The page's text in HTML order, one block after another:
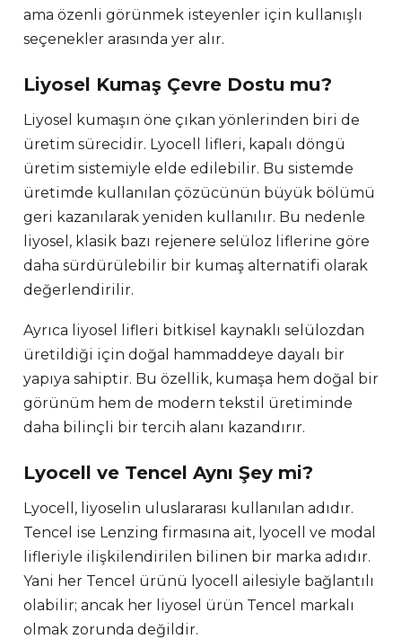
ama özenli görünmek isteyenler için kullanışlı
seçenekler arasında yer alır.
Liyosel Kumaş Çevre Dostu mu?
Liyosel kumaşın öne çıkan yönlerinden biri de
üretim sürecidir. Lyocell lifleri, kapalı döngü
üretim sistemiyle elde edilebilir. Bu sistemde
üretimde kullanılan çözücünün büyük bölümü
geri kazanılarak yeniden kullanılır. Bu nedenle
liyosel, klasik bazı rejenere selüloz liflerine göre
daha sürdürülebilir bir kumaş alternatifi olarak
değerlendirilir.
Ayrıca liyosel lifleri bitkisel kaynaklı selülozdan
üretildiği için doğal hammaddeye dayalı bir
yapıya sahiptir. Bu özellik, kumaşa hem doğal bir
görünüm hem de modern tekstil üretiminde
daha bilinçli bir tercih alanı kazandırır.
Lyocell ve Tencel Aynı Şey mi?
Lyocell, liyoselin uluslararası kullanılan adıdır.
Tencel ise Lenzing firmasına ait, lyocell ve modal
lifleriyle ilişkilendirilen bilinen bir marka adıdır.
Yani her Tencel ürünü lyocell ailesiyle bağlantılı
olabilir; ancak her liyosel ürün Tencel markalı
olmak zorunda değildir.